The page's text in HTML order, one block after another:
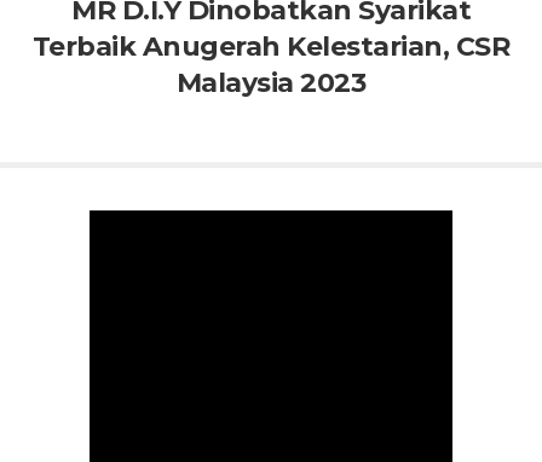
MR D.I.Y Dinobatkan Syarikat
Terbaik Anugerah Kelestarian, CSR
Malaysia 2023